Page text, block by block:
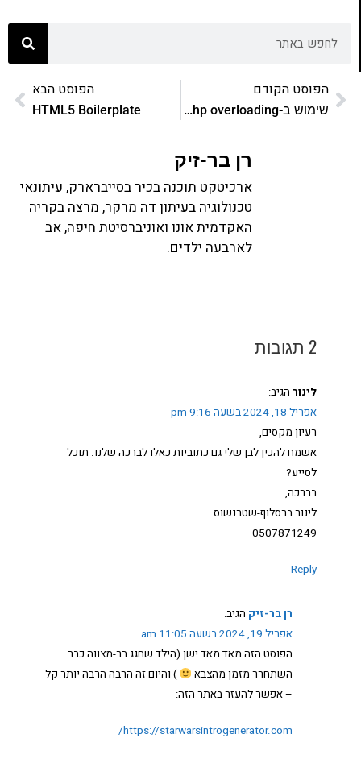
הפוסט הקודם
שימוש ב-php overloading ב-registry
הפוסט הבא
HTML5 Boilerplate
רן בר-זיק
ארכיטקט תוכנה בכיר בסייברארק, עיתונאי
טכנולוגיה בעיתון דה מרקר, מרצה בקריה
האקדמית אונו ואוניברסיטת חיפה, אב
לארבעה ילדים.
2 תגובות
לינור הגיב:
אפריל 18, 2024 בשעה 9:16 pm
רעיון מקסים,
אשמח להכין לבן שלי גם כתוביות כאלו לברכה שלנו. תוכל
לסייע?
בברכה,
לינור ברסלוף-שטרנשוס
0507871249
Reply
רן בר-זיק הגיב:
אפריל 19, 2024 בשעה 11:05 am
הפוסט הזה מאד מאד ישן (הילד שחגג בר-מצווה כבר
השתחרר מזמן מהצבא
) והיום זה הרבה הרבה יותר קל
– אפשר להעזר באתר הזה:
https://starwarsintrogenerator.com/